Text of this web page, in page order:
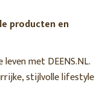
producten en
met DEENS.NL.
stijlvolle lifestyle